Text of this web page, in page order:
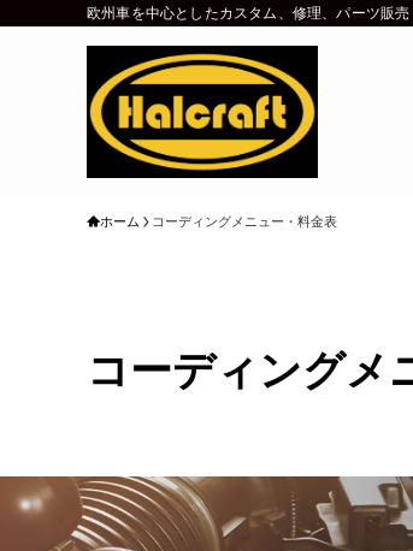
欧州車を中心としたカスタム、修理、パーツ販
ホーム コーディングメニュー・料金表
コーディングメ